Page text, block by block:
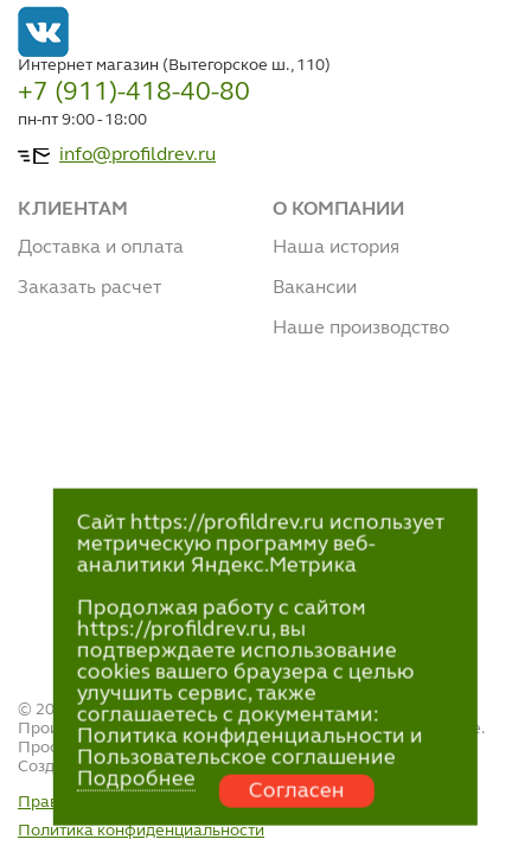
Интернет магазин (Вытегорское ш., 110)
+7 (911)-418-40-80
пн-пт 9:00 - 18:00
info@profildrev.ru
КЛИЕНТАМ
Доставка и оплата
Заказать расчет
О КОМПАНИИ
Наша история
Вакансии
Наше производство
© 2021—2023
Производство и продажа пиломатериалов в Петрозаводске.
ПрофильДрев.
Создание и поддержка сайта — «Артлекс»
Правила обработки персональных данных
Политика конфиденциальности
Сайт https://profildrev.ru использует
метрическую программу веб-
аналитики Яндекс.Метрика
Продолжая работу с сайтом
https://profildrev.ru, вы
подтверждаете использование
cookies вашего браузера с целью
улучшить сервис, также
соглашаетесь с документами:
Политика конфиденциальности и
Пользовательское соглашение
Подробнее
Согласен